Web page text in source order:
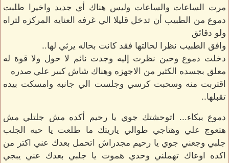
مرت الساعات والساعات وليس هناك أي جديد واخيرا طلبت
دموع من الطبيب أن تدخل قليلا الي غرفه العنايه المركزه لتراه
ولو دقائق
وافق الطبيب نظرا لحالتها فقد كانت بحاله يرثي لها..
دخلت دموع وحين نظرت إليه وجدت نائم لا حول ولا قوة له
معلق بجسده الكثير من الاجهزه وهناك شاش كبير علي صدره
اقتربت منه وسحبت كرسي وجلست الي جانبه وامسكت بيده
تقبلها..
دموع ببكاء... اتوحشتك جوي يا رحيم أكده مش جلتلي مش
هتعوج علي وهتاجي طوالي ياريتك ما طلعت يا حبه الجلب
جلبي وجعني جوي يا رحيم مجدراش اتحمل بعدك عني اكتر من
اكده اوعاك تهملني وحدي هموت يا جلبي بعدك عني يبجي